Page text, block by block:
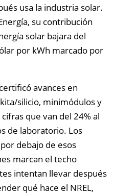
usa la industria solar.
su contribución
solar bajara del
por kWh marcado por
avances en
silicio, minimódulos y
que van del 24% al
de laboratorio. Los
debajo de esos
marcan el techo
intentan llevar después
qué hace el NREL,